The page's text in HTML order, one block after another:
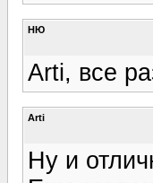
НЮ
Arti, все
Arti
Ну и